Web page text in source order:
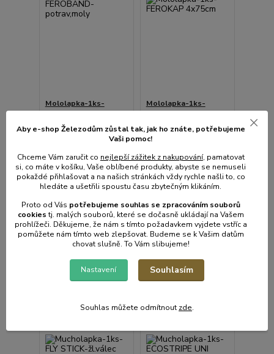
Mololapka-1ks-
FEROBAND-
potrav,moly
27 Kč/ks
22 Kčbez
• Skladem centrální
prac. dnů
Přidat do košíku
Mololapka-1ks-
FEROKAP 4x75cm
28 Kč/ks
23 Kčbez
prac. dnů
Přidat do košíku
Aby e-shop Železodům zůstal tak, jak ho znáte, potřebujeme
Vaši pomoc!
Chceme Vám zaručit co nejlepší zážitek z nakupování, pamatovat
si, co máte v košíku, Vaše oblíbené produkty, abyste se nemuseli
pokaždé přihlašovat a na našich stránkách vždy rychle našli to, co
hledáte a ušetřili spoustu času zbytečným klikáním.
Proto od Vás potřebujeme souhlas se zpracováním souborů
cookiestj. malých souborů, které se dočasně ukládají na Vašem
prohlížeči. Děkujeme, že nám s tímto požadavkem vyjdete vstříc a
pomůžete nám tímto web zlepšovat. Budeme se k Vašim datům
chovat slušně. To Vám slibujeme!
Nastavení Souhlasím
Souhlas můžete odmítnout zde.